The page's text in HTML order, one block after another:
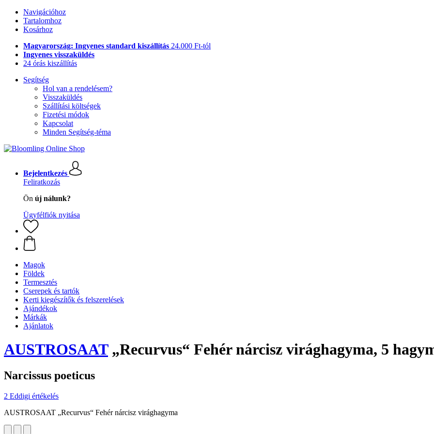
Navigációhoz
Tartalomhoz
Kosárhoz
Magyarország: Ingyenes standard kiszállítás 24.000 Ft-tól
Ingyenes visszaküldés
24 órás kiszállítás
Segítség
Hol van a rendelésem?
Visszaküldés
Szállítási költségek
Fizetési módok
Kapcsolat
Minden Segítség-téma
Bejelentkezés
Feliratkozás
Ön új nálunk?
Ügyfélfiók nyitása
Magok
Földek
Termesztés
Cserepek és tartók
Kerti kiegészítők és felszerelések
Ajándékok
Márkák
Ajánlatok
AUSTROSAAT„Recurvus“ Fehér nárcisz virághagyma, 5
Narcissus poeticus
2 Eddigi értékelés
AUSTROSAAT „Recurvus“ Fehér nárcisz virághagyma